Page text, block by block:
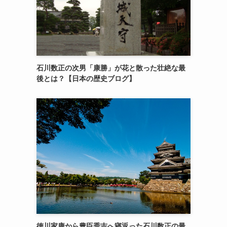
石川数正の次男「康勝」が花と散った壮絶な最
後とは？【日本の歴史ブログ】